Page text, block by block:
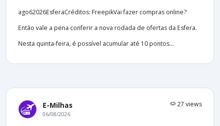
ago62026EsferaCréditos: FreepikVai fazer compras online?
Então vale a pena conferir a nova rodada de ofertas da Esfera.
Nesta quinta-feira, é possível acumular até 10 pontos...
E-Milhas 27 views
06/08/2026